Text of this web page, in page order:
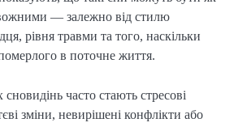
— залежно від стилю
рівня травми та того, наскільки
в поточне життя.
часто стають стресові
зміни, невирішені конфлікти або